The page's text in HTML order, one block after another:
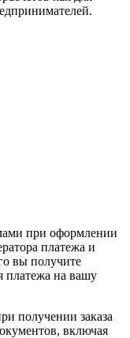
при оформлении
платежа и
вы получите
платежа на вашу
получении заказа
включая